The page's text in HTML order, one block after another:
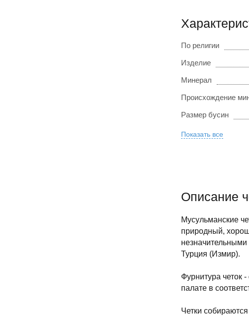
По религии
Изделие
Минерал
Происхождение
Размер бусин
Показать все
Описание
Мусульманские
природный,
Турция (Измир).
Фурнитура четок
палате в
Четки